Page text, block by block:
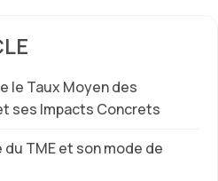
le Taux Moyen des
ses Impacts Concrets
TME et son mode de